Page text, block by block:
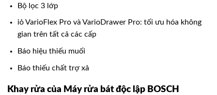
Bộ lọc 3 lớp
iỏ VarioFlex Pro và VarioDrawer Pro: tối ưu hóa không
gian trên tất cả các cấp
Báo hiệu thiếu muối
Báo thiếu chất trợ xả
Khay rửa của Máy rửa bát độc lập BOSCH